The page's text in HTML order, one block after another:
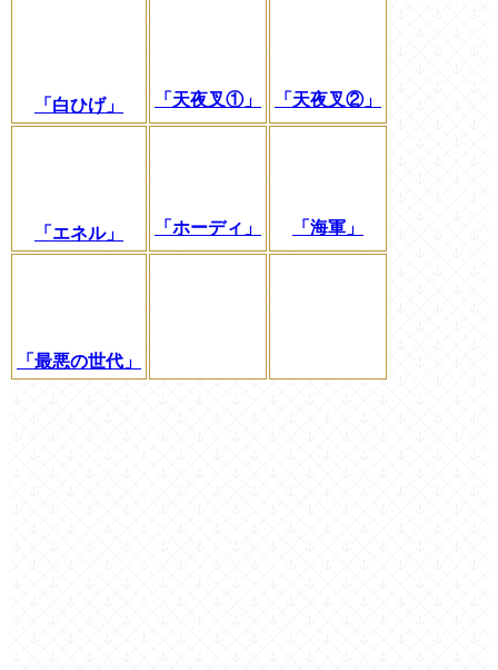
「白ひげ」 「天夜叉①」 「天夜叉②」
「エネル」 「ホーディ」 「海軍」
「最悪の世代」